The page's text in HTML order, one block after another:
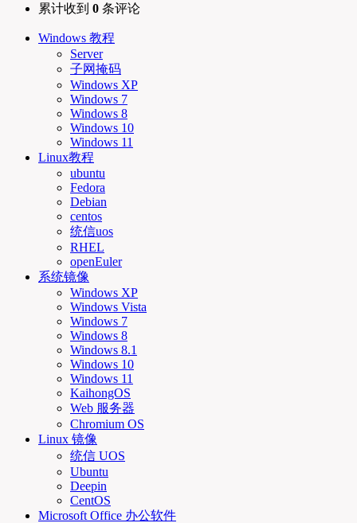
累计收到 0 条评论
Windows 教程
Server
子网掩码
Windows XP
Windows 7
Windows 8
Windows 10
Windows 11
Linux教程
ubuntu
Fedora
Debian
centos
统信uos
RHEL
openEuler
系统镜像
Windows XP
Windows Vista
Windows 7
Windows 8
Windows 8.1
Windows 10
Windows 11
KaihongOS
Web 服务器
Chromium OS
Linux 镜像
统信 UOS
Ubuntu
Deepin
CentOS
Microsoft Office 办公软件